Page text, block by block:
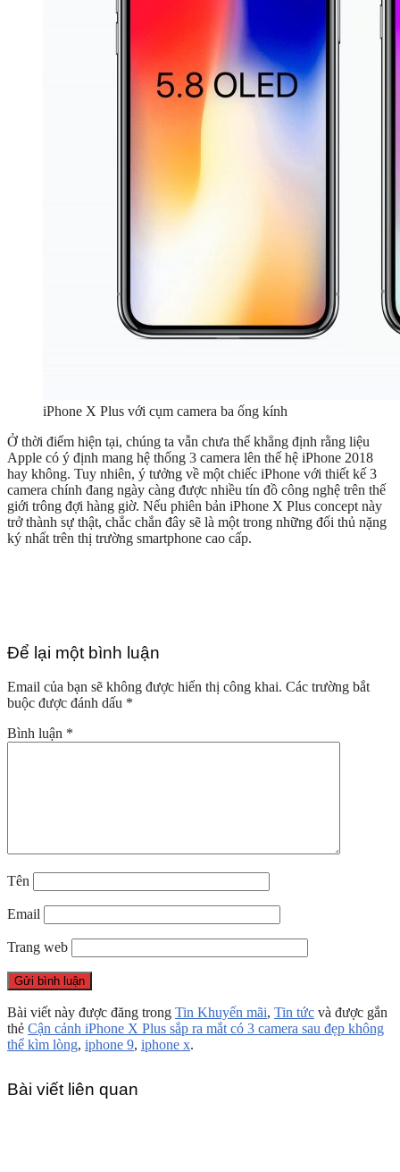
iPhone X Plus với cụm camera ba ống kính
Ở thời điểm hiện tại, chúng ta vẫn chưa thể khẳng định rằng liệu
Apple có ý định mang hệ thống 3 camera lên thế hệ iPhone 2018
hay không. Tuy nhiên, ý tưởng về một chiếc iPhone với thiết kế 3
camera chính đang ngày càng được nhiều tín đồ công nghệ trên thế
giới trông đợi hàng giờ. Nếu phiên bản iPhone X Plus concept này
trở thành sự thật, chắc chắn đây sẽ là một trong những đối thủ nặng
ký nhất trên thị trường smartphone cao cấp.
Để lại một bình luận
Email của bạn sẽ không được hiển thị công khai. Các trường bắt
buộc được đánh dấu *
Bình luận *
Tên
Email
Trang web
Bài viết này được đăng trong Tin Khuyến mãi, Tin tức và được gắn
thẻ Cận cảnh iPhone X Plus sắp ra mắt có 3 camera sau đẹp không
thể kìm lòng, iphone 9, iphone x.
Bài viết liên quan